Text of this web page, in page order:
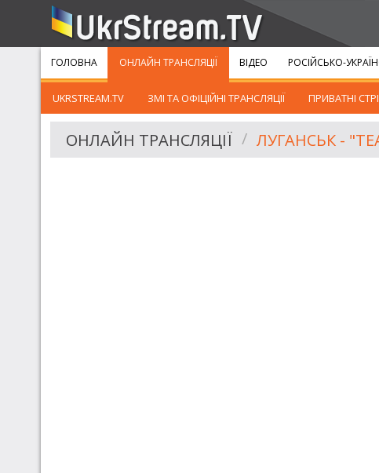
ГОЛОВНА ОНЛАЙН ТРАНСЛЯЦІЇ
UKRSTREAM.TV ЗМІ ТА ОФІЦІЙНІ ТРАНСЛЯЦІЇ ПРИВАТНІ
ВІДЕО РОСІЙСЬКО-
ОНЛАЙН ТРАНСЛЯЦІЇ ЛУГАНСЬК -